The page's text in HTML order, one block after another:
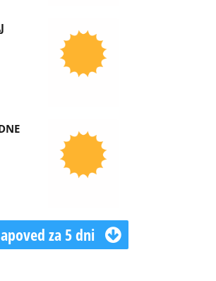
za 5 dni